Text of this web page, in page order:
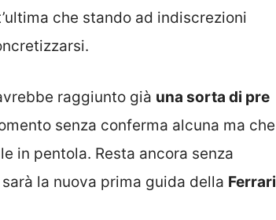
che stando ad indiscrezioni
raggiunto già una sorta di pre
senza conferma alcuna ma che
in pentola. Resta ancora senza
la nuova prima guida della Ferrari